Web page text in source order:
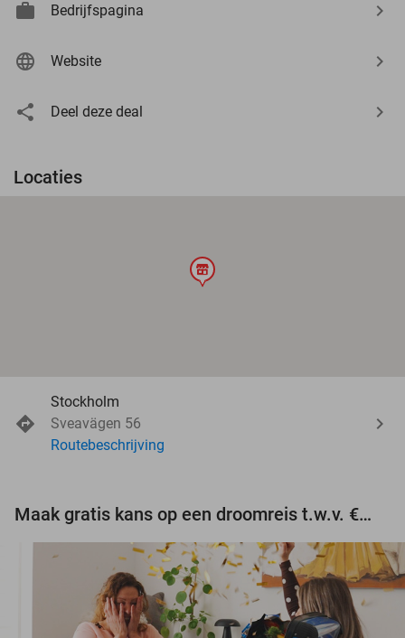
Bedrijfspagina
Website
Deel deze deal
Locaties
store
Stockholm
Sveavägen 56
Routebeschrijving
Maak gratis kans op een droomreis t.w.v. €3.000!